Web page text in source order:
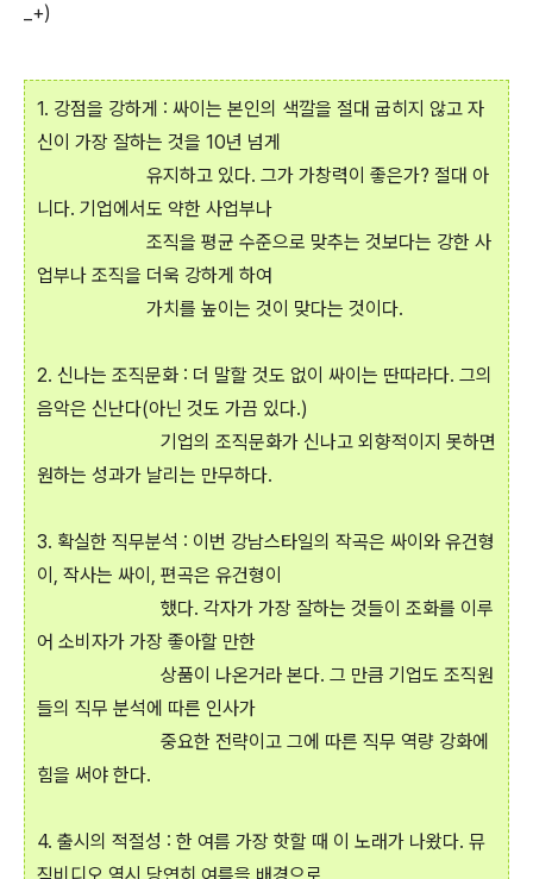
_+)
1. 강점을 강하게 : 싸이는 본인의 색깔을 절대 굽히지 않고 자
신이 가장 잘하는 것을 10년 넘게
유지하고 있다. 그가 가창력이 좋은가? 절대 아
니다. 기업에서도 약한 사업부나
조직을 평균 수준으로 맞추는 것보다는 강한 사
업부나 조직을 더욱 강하게 하여
가치를 높이는 것이 맞다는 것이다.
2. 신나는 조직문화 : 더 말할 것도 없이 싸이는 딴따라다. 그의
음악은 신난다(아닌 것도 가끔 있다.)
기업의 조직문화가 신나고 외향적이지 못하면
원하는 성과가 날리는 만무하다.
3. 확실한 직무분석 : 이번 강남스타일의 작곡은 싸이와 유건형
이, 작사는 싸이, 편곡은 유건형이
했다. 각자가 가장 잘하는 것들이 조화를 이루
어 소비자가 가장 좋아할 만한
상품이 나온거라 본다. 그 만큼 기업도 조직원
들의 직무 분석에 따른 인사가
중요한 전략이고 그에 따른 직무 역량 강화에
힘을 써야 한다.
4. 출시의 적절성 : 한 여름 가장 핫할 때 이 노래가 나왔다. 뮤